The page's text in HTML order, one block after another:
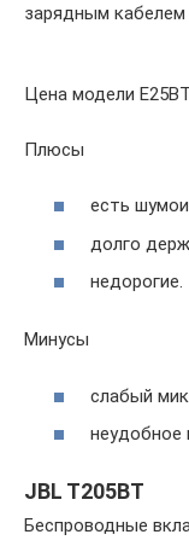
зарядным кабелем
Цена модели
Плюсы
есть
долго
недорогие.
Минусы
слабый
неудобное
JBL T205BT
Беспроводные